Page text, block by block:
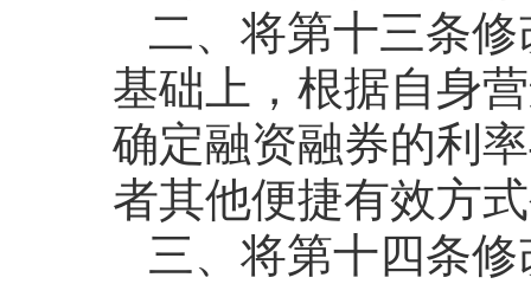
二、将第十三条
基础上，根据自身
确定融资融券的利
者其他便捷有效方
三、将第十四条